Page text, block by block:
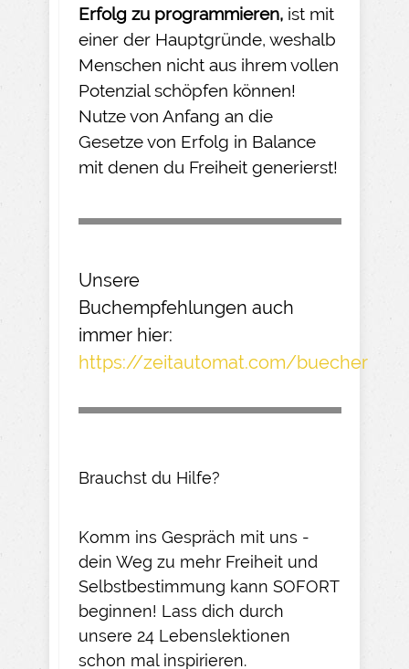
Erfolg zu programmieren, ist mit
einer der Hauptgründe, weshalb
Menschen nicht aus ihrem vollen
Potenzial schöpfen können!
Nutze von Anfang an die
Gesetze von Erfolg in Balance
mit denen du Freiheit generierst!
Unsere
Buchempfehlungen auch
immer hier:
https://zeitautomat.com/buecher
Brauchst du Hilfe?
Komm ins Gespräch mit uns -
dein Weg zu mehr Freiheit und
Selbstbestimmung kann SOFORT
beginnen! Lass dich durch
unsere 24 Lebenslektionen
schon mal inspirieren.